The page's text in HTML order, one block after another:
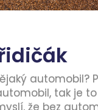
automobil?
tak je
že bez